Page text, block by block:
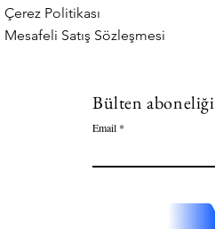
Çerez Politikası
Mesafeli Satış Sözleşmesi
Bülten aboneliği
Email